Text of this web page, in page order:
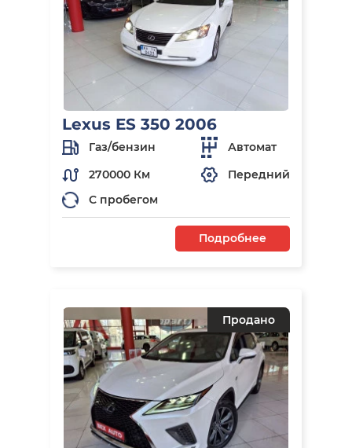
Lexus ES 350 2006
Газ/бензин
Автомат
270000 Км
Передний
С пробегом
Подробнее
Продано